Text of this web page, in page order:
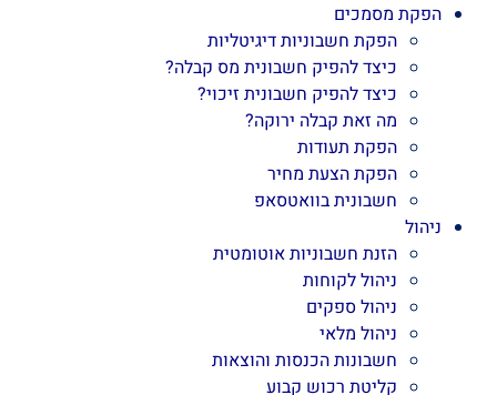
הפקת מסמכים
הפקת חשבוניות דיגיטליות
כיצד להפיק חשבונית מס קבלה?
כיצד להפיק חשבונית זיכוי?
מה זאת קבלה ירוקה?
הפקת תעודות
הפקת הצעת מחיר
חשבונית בוואטסאפ
ניהול
הזנת חשבוניות אוטומטית
ניהול לקוחות
ניהול ספקים
ניהול מלאי
חשבונות הכנסות והוצאות
קליטת רכוש קבוע